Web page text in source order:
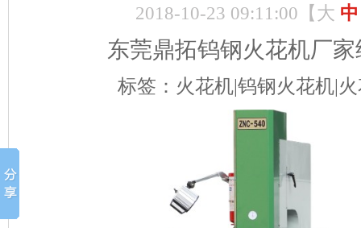
2018-10-23 09:11:00【大 中
东莞鼎拓钨钢火花机厂家
标签：火花机|钨钢火花机|